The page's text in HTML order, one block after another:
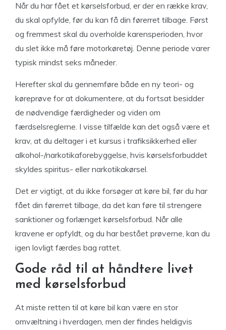
Når du har fået et kørselsforbud, er der en række krav,
du skal opfylde, før du kan få din førerret tilbage. Først
og fremmest skal du overholde karensperioden, hvor
du slet ikke må føre motorkøretøj. Denne periode varer
typisk mindst seks måneder.
Herefter skal du gennemføre både en ny teori- og
køreprøve for at dokumentere, at du fortsat besidder
de nødvendige færdigheder og viden om
færdselsreglerne. I visse tilfælde kan det også være et
krav, at du deltager i et kursus i trafiksikkerhed eller
alkohol-/narkotikaforebyggelse, hvis kørselsforbuddet
skyldes spiritus- eller narkotikakørsel.
Det er vigtigt, at du ikke forsøger at køre bil, før du har
fået din førerret tilbage, da det kan føre til strengere
sanktioner og forlænget kørselsforbud. Når alle
kravene er opfyldt, og du har bestået prøverne, kan du
igen lovligt færdes bag rattet.
Gode råd til at håndtere livet
med kørselsforbud
At miste retten til at køre bil kan være en stor
omvæltning i hverdagen, men der findes heldigvis